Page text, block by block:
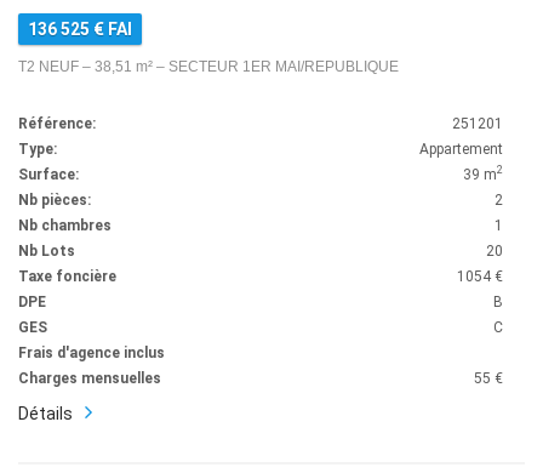
136 525 € FAI
T2 NEUF – 38,51 m² – SECTEUR 1ER MAI/REPUBLIQUE
Référence:
251201
Type:
Appartement
Surface:
39 m2
Nb pièces:
2
Nb chambres
1
Nb Lots
20
Taxe foncière
1054 €
DPE
B
GES
C
Frais d'agence inclus
Charges mensuelles
55 €
Détails